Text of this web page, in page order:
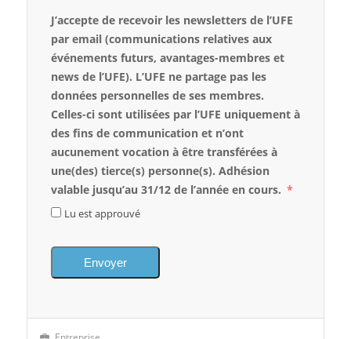
J’accepte de recevoir les newsletters de l’UFE
par email (communications relatives aux
événements futurs, avantages-membres et
news de l’UFE). L’UFE ne partage pas les
données personnelles de ses membres.
Celles-ci sont utilisées par l’UFE uniquement à
des fins de communication et n’ont
aucunement vocation à être transférées à
une(des) tierce(s) personne(s). Adhésion
valable jusqu’au 31/12 de l’année en cours.
Lu est approuvé
Envoyer